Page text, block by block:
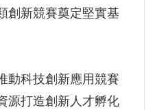
創新競賽奠定堅實基
動科技創新應用競賽
源打造創新人才孵化